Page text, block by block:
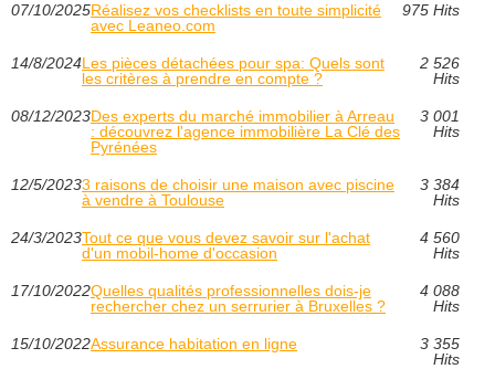
07/10/2025Réalisez vos checklists en toute simplicité
avec Leaneo.com
975 Hits
14/8/2024Les pièces détachées pour spa: Quels sont
les critères à prendre en compte ?
2 526
Hits
08/12/2023Des experts du marché immobilier à Arreau
: découvrez l'agence immobilière La Clé des
Pyrénées
3 001
Hits
12/5/20233 raisons de choisir une maison avec piscine
à vendre à Toulouse
3 384
Hits
24/3/2023Tout ce que vous devez savoir sur l'achat
d'un mobil-home d'occasion
4 560
Hits
17/10/2022Quelles qualités professionnelles dois-je
rechercher chez un serrurier à Bruxelles ?
4 088
Hits
15/10/2022Assurance habitation en ligne
3 355
Hits